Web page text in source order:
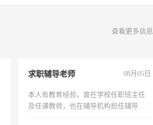
查看更多信息
求职辅导老师 08月05日
本人有教育经验，曾在学校任职班主任
及任课教师，也在辅导机构担任辅导教